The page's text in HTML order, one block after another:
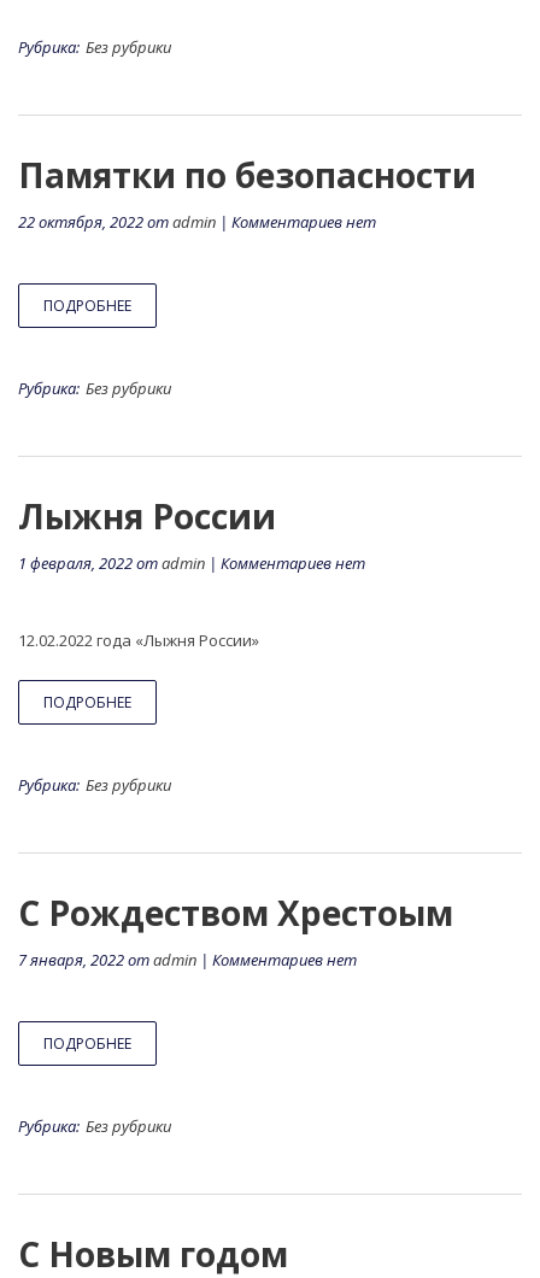
Рубрика: Без рубрики
Памятки по безопасности
22 октября, 2022 отadmin | Комментариев нет
ПОДРОБНЕЕ
Рубрика: Без рубрики
Лыжня России
1 февраля, 2022 отadmin | Комментариев нет
12.02.2022 года «Лыжня России»
ПОДРОБНЕЕ
Рубрика: Без рубрики
С Рождеством Хрестоым
7 января, 2022 отadmin | Комментариев нет
ПОДРОБНЕЕ
Рубрика: Без рубрики
С Новым годом